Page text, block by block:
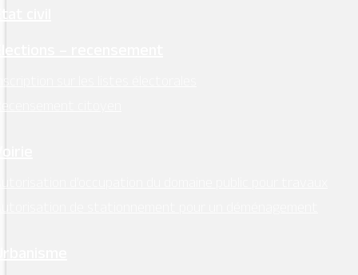
civil
– recensement
sur les listes électorales
citoyen
d’occupation du domaine public pour travaux
de stationnement pour un déménagement